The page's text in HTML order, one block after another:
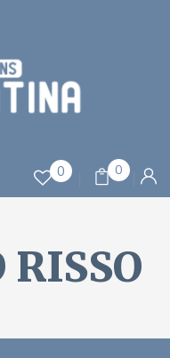
0 0
RISSO